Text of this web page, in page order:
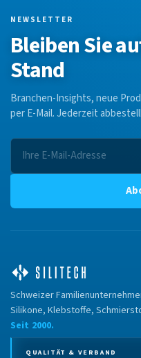
NEWSLETTER
Bleiben Sie
Stand
Branchen-Insights, neue
per E-Mail. Jederzeit
Schweizer
Silikone, Klebstoffe,
Seit 2000.
QUALITÄT & VERBAND